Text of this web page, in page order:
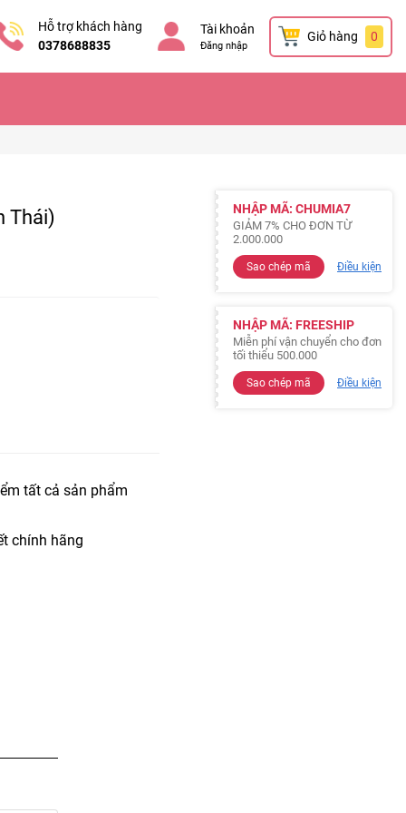
Hỗ trợ khách hàng
0378688835
Tài khoản
Đăng nhập
Giỏ hàng 0
Thái)
tất cả sản phẩm
chính hãng
NHẬP MÃ: CHUMIA7
GIẢM 7% CHO ĐƠN TỪ
2.000.000
Sao chép mã Điều kiện
NHẬP MÃ: FREESHIP
Miễn phí vận chuyển cho đơn
tối thiểu 500.000
Sao chép mã Điều kiện